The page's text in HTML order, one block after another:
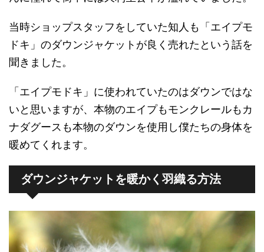
当時ショップスタッフをしていた知人も「エイプモ
ドキ」のダウンジャケットが良く売れたという話を
聞きました。
「エイプモドキ」に使われていたのはダウンではな
いと思いますが、本物のエイプもモンクレールもカ
ナダグースも本物のダウンを使用し僕たちの身体を
暖めてくれます。
ダウンジャケットを暖かく羽織る方法